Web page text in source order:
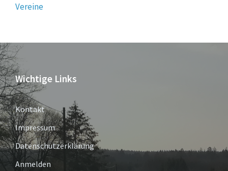
Vereine
Wichtige Links
Kontakt
Impressum
Datenschutzerklärung
Anmelden